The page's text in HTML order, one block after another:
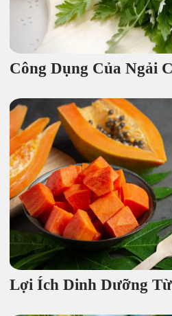
Công Dụng Của Ngải
Lợi Ích Dinh Dưỡng